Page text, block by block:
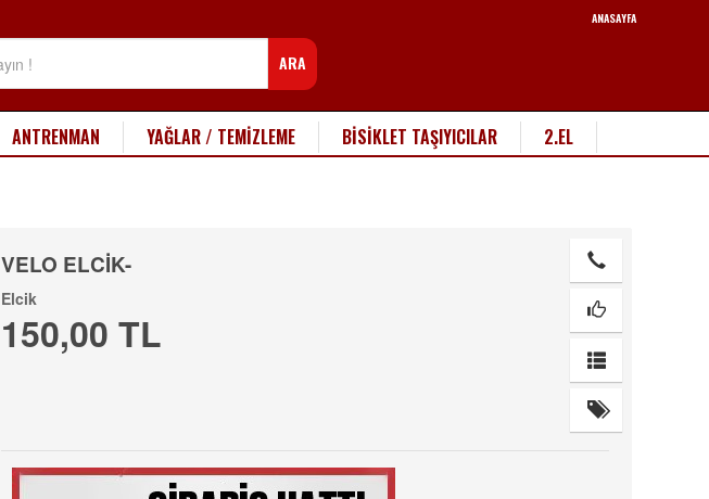
ANASAYFA
ARA
ANTRENMAN YAĞLAR / TEMİZLEME BİSİKLET TAŞIYICILAR 2.EL
VELO ELCİK-
Elcik
150,00 TL